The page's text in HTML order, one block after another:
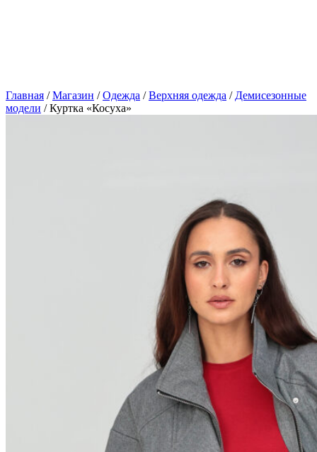
Главная /Магазин /Одежда /Верхняя одежда / Демисезонные
модели / Куртка «Косуха»